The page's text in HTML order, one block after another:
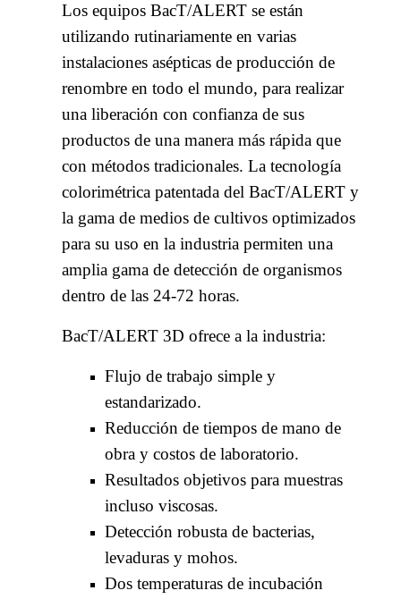
Los equipos BacT/ALERT se están
utilizando rutinariamente en varias
instalaciones asépticas de producción de
renombre en todo el mundo, para realizar
una liberación con confianza de sus
productos de una manera más rápida que
con métodos tradicionales. La tecnología
colorimétrica patentada del BacT/ALERT y
la gama de medios de cultivos optimizados
para su uso en la industria permiten una
amplia gama de detección de organismos
dentro de las 24-72 horas.
BacT/ALERT 3D ofrece a la industria:
Flujo de trabajo simple y
estandarizado.
Reducción de tiempos de mano de
obra y costos de laboratorio.
Resultados objetivos para muestras
incluso viscosas.
Detección robusta de bacterias,
levaduras y mohos.
Dos temperaturas de incubación